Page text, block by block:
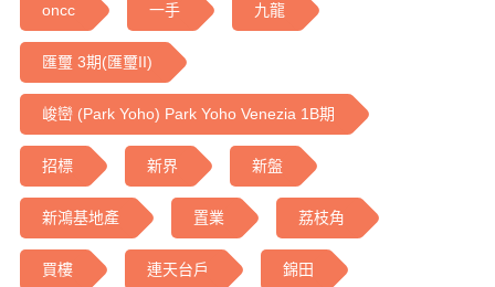
oncc 一手 九龍
匯璽 3期(匯璽II)
峻巒 (Park Yoho) Park Yoho Venezia 1B期
招標 新界 新盤
新鴻基地產 置業 荔枝角
買樓 連天台戶 錦田